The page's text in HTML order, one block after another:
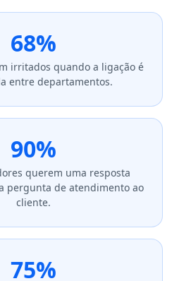
68%
irritados quando a ligação é
entre departamentos.
90%
querem uma resposta
pergunta de atendimento ao
cliente.
75%